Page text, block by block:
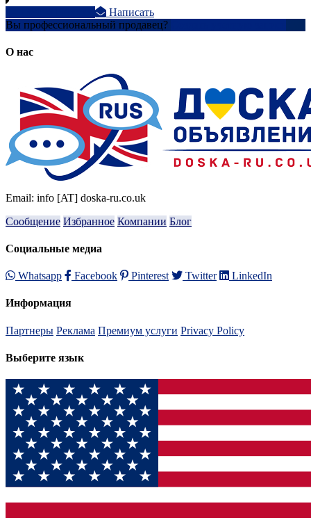
Написать
Вы профессиональный продавец?
О нас
Email: info [AT] doska-ru.co.uk
Сообщение Избранное Компании Блог
Социальные медиа
Whatsapp Facebook Pinterest Twitter LinkedIn
Информация
Партнеры Реклама Премиум услуги Privacy Policy
Выберите язык